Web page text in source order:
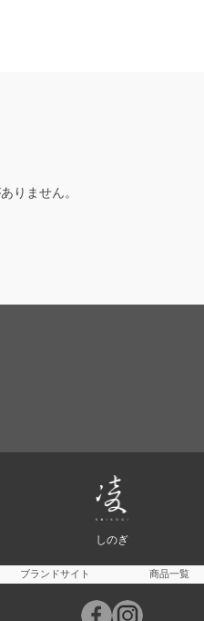
りません。
しのぎ
ブランドサイト 商品一覧